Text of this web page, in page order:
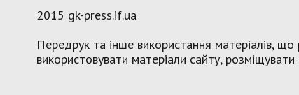
2015 gk-press.if.ua
Передрук та інше використання матеріалів,
використовувати матеріали сайту,